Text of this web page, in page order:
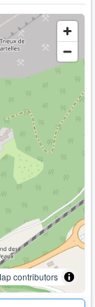
contributors